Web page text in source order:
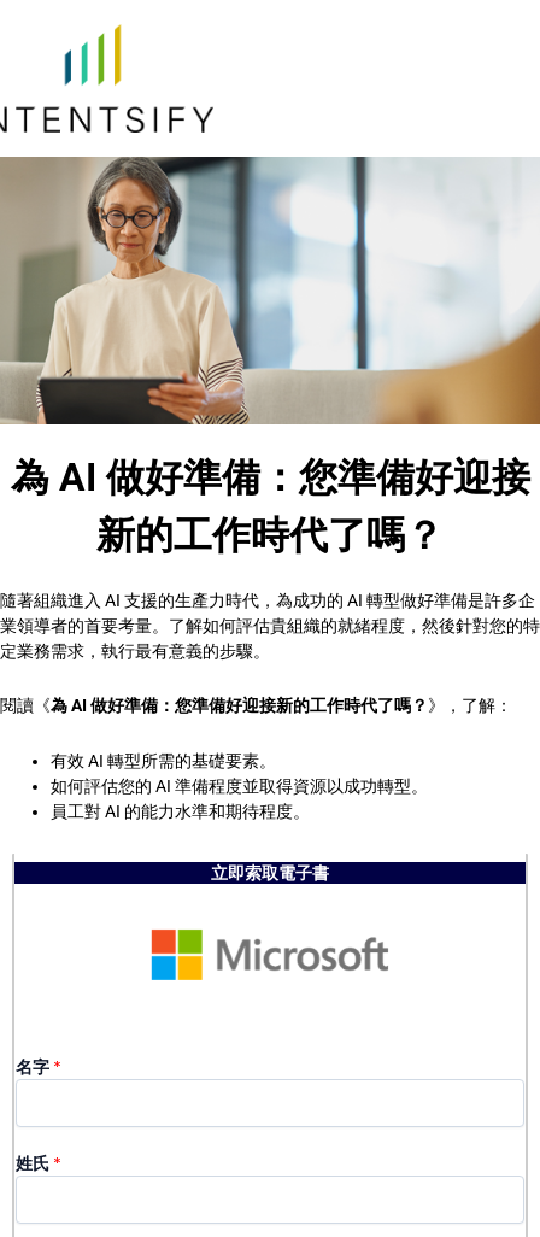
為 AI 做好準備：您準備好迎接
新的工作時代了嗎？
隨著組織進入 AI 支援的生產力時代，為成功的 AI 轉型做好準備是許多企
業領導者的首要考量。了解如何評估貴組織的就緒程度，然後針對您的特
定業務需求，執行最有意義的步驟。
閱讀《為 AI 做好準備：您準備好迎接新的工作時代了嗎？ 》，了解：
有效 AI 轉型所需的基礎要素。
如何評估您的 AI 準備程度並取得資源以成功轉型。
員工對 AI 的能力水準和期待程度。
立即索取電子書
名字 *
姓氏 *